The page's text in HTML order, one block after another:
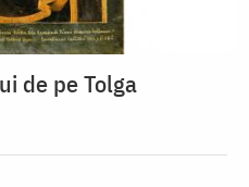
de pe Tolga